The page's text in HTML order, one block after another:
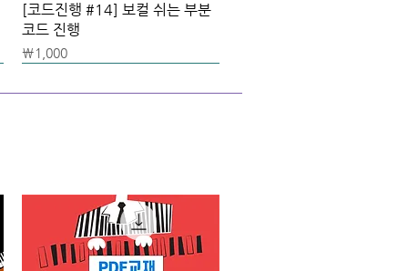
[코드진행 #14] 보컬 쉬는 부분
코드 진행
가격
₩1,000